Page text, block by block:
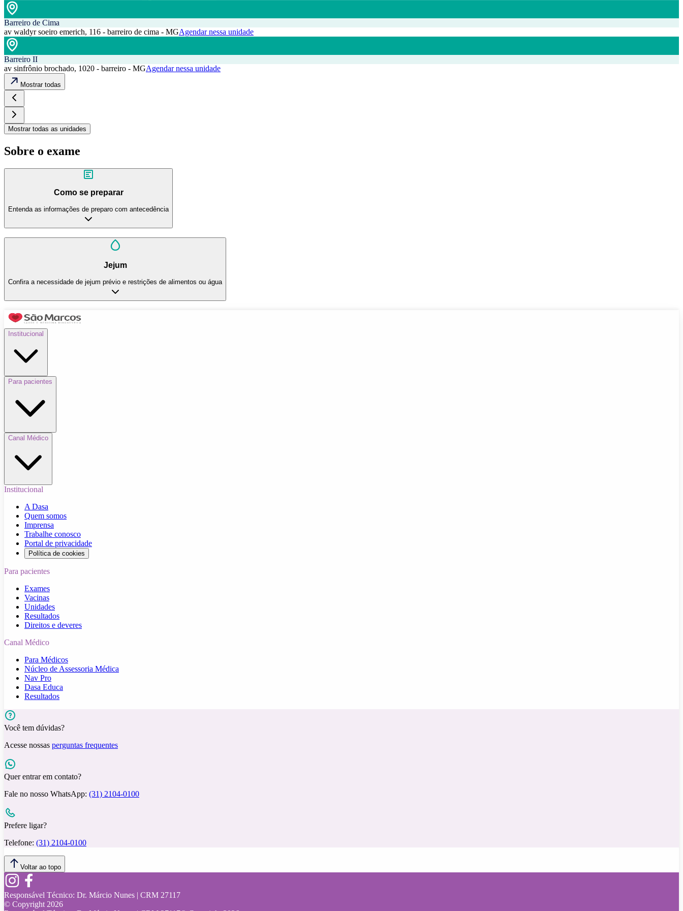
Barreiro de Cima
av waldyr soeiro emerich, 116 - barreiro de cima - MGAgendar nessa unidade
Barreiro II
av sinfrônio brochado, 1020 - barreiro - MGAgendar nessa unidade
Mostrar todas
Mostrar todas as unidades
Sobre o exame
Como se preparar
Entenda as informações de preparo com antecedência
Jejum
Confira a necessidade de jejum prévio e restrições de alimentos ou água
Institucional
Para pacientes
Canal Médico
Institucional
A Dasa
Quem somos
Imprensa
Trabalhe conosco
Portal de privacidade
Política de cookies
Para pacientes
Exames
Vacinas
Unidades
Resultados
Direitos e deveres
Canal Médico
Para Médicos
Núcleo de Assessoria Médica
Nav Pro
Dasa Educa
Resultados
Você tem dúvidas?
Acesse nossas perguntas frequentes
Quer entrar em contato?
Fale no nosso WhatsApp: (31) 2104-0100
Prefere ligar?
Telefone: (31) 2104-0100
Voltar ao topo
Responsável Técnico: Dr. Márcio Nunes | CRM 27117
© Copyright 2026